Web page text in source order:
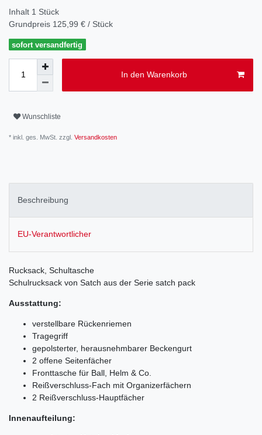
Inhalt 1 Stück
Grundpreis 125,99 € / Stück
sofort versandfertig
In den Warenkorb
Wunschliste
* inkl. ges. MwSt. zzgl. Versandkosten
Beschreibung
EU-Verantwortlicher
Rucksack, Schultasche
Schulrucksack von Satch aus der Serie satch pack
Ausstattung:
verstellbare Rückenriemen
Tragegriff
gepolsterter, herausnehmbarer Beckengurt
2 offene Seitenfächer
Fronttasche für Ball, Helm & Co.
Reißverschluss-Fach mit Organizerfächern
2 Reißverschluss-Hauptfächer
Innenaufteilung: